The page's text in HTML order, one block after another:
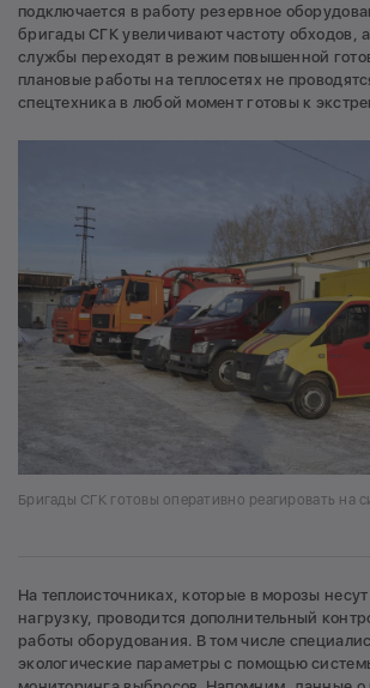
подключается в работу резервное
бригады СГК увеличивают частоту обходов,
службы переходят в режим повышенной
плановые работы на теплосетях не
спецтехника в любой момент готовы к
Бригады СГК готовы оперативно реагировать на
На теплоисточниках, которые в морозы
нагрузку, проводится дополнительный
работы оборудования. В том числе
экологические параметры с помощью